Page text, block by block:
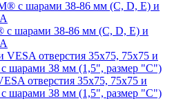
с шарами 38-86 мм (C, D, E) и
отверстия 35x75, 75x75 и
шарами 38 мм (1,5", размер "C")